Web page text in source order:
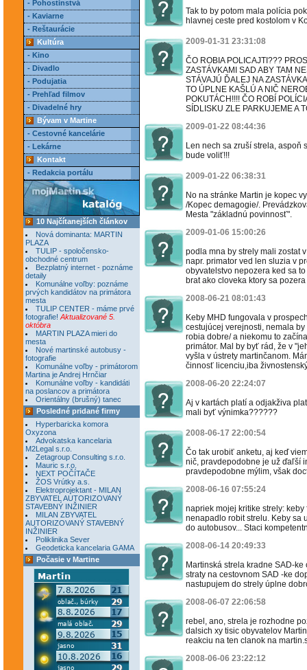
- Pohostinstvá
- Kaviarne
- Reštaurácie
Kultúra
- Kino
- Divadlo
- Podujatia
- Prehľad filmov
- Divadelné hry
Bývam v Martine
- Cestovné kancelárie
- Lekárne
Kontakt
- Redakcia portálu
10 Najčítanejších článkov
Nová dominanta: MARTIN
PLAZA
TULIP - spoločensko-
obchodné centrum
Bezplatný internet - poznáme
detaily
Komunálne voľby: poznáme
prvých kandidátov na primátora
mesta
TULIP CENTER - máme prvé
fotografie! Aktualizované 5.
októbra
MARTIN PLAZA mieri do
mesta
Nové martinské autobusy -
fotografie
Komunálne voľby - primátorom
Martina je Andrej Hrnčiar
Komunálne voľby - kandidáti
na poslancov a primátora
Orientálny (brušný) tanec
Posledné pridané firmy
Hyperbaricka komora
Oxyzona
Advokatska kancelaria
M2Legal s.r.o.
Zetagroup Consulting s.r.o.
Mauric s.r.o.
NEXT POČÍTAČE
ŽOS Vrútky a.s.
Elektroprojektant - MILAN
ZBYVATEL AUTORIZOVANÝ
STAVEBNÝ INŽINIER
MILAN ZBYVATEL
AUTORIZOVANÝ STAVEBNÝ
INŽINIER
Poliklinika Sever
Geodeticka kancelaria GAMA
Počasie v Martine
Tak to by potom mala polícia
hlavnej ceste pred kostolom v
2009-01-31 23:31:08
ČO ROBIA POLICAJTI???
ZASTÁVKAMI SAD ABY TAM
STÁVAJÚ ĎALEJ NA
TO ÚPLNE KAŠLÚ A NIČ
POKUTÁCH!!!! ČO ROBÍ
SÍDLISKU ZLE PARKUJEME A
2009-01-22 08:44:36
Len nech sa zruší strela, aspoň
bude voliť!!!
2009-01-22 06:38:31
No na stránke Martin je kopec
/Kopec demagogie/.
Mesta "základnú povinnosť".
2009-01-06 15:00:26
podla mna by strely mali zostat
napr. primator ved len sluzia v
obyvatelstvo nepozera ked sa
brat ako cloveka ktory sa
2008-06-21 08:01:43
Keby MHD fungovala v
cestujúcej verejnosti, nemala
robia dobre/ a niekomu to
primátor. Mal by byť rád, že v
vyšla v ústrety martinčanom.
činnosť licenciu,iba
2008-06-20 22:24:07
Aj v kartách platí a odjakživa
mali byť výnimka??????
2008-06-17 22:00:54
Čo tak urobiť anketu, aj keď
nič, pravdepodobne je už ďaľší
pravdepodobne mýlim, však
2008-06-16 07:55:24
napriek mojej kritike strely:
nenapadlo robit strelu. Keby sa
do autobusov... Staci
2008-06-14 20:49:33
Martinská strela kradne SAD-
straty na cestovnom SAD -ke
nastupujem do strely úplne
2008-06-07 22:06:58
rebel, ano, strela je rozhodne
dalsich xy tisic obyvatelov
reakciu na ten clanok na
2008-06-06 23:22:12